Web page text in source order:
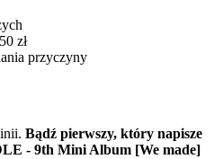
zł
przyczyny
Bądź pierwszy, który napisze
- 9th Mini Album [We made]